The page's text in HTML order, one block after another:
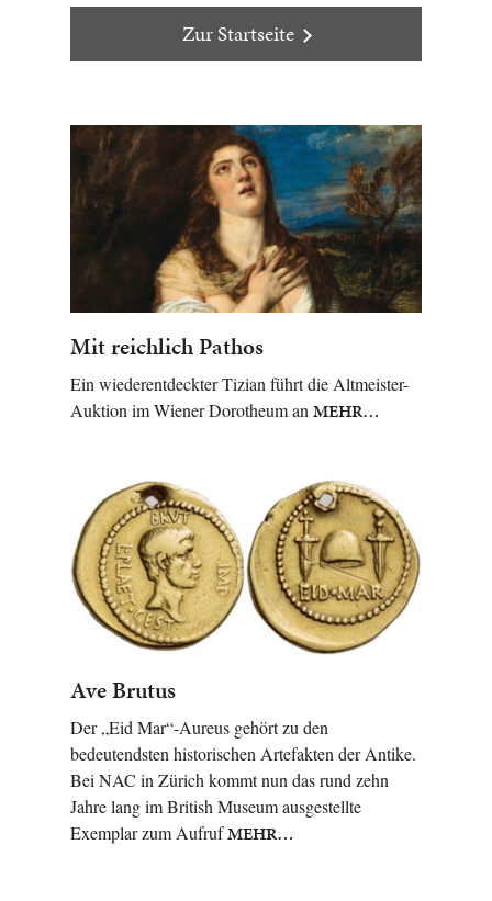
Zur Startseite
Mit reichlich Pathos
Ein wiederentdeckter Tizian führt die Altmeister-
Auktion im Wiener Dorotheum an MEHR…
Ave Brutus
Der „Eid Mar“-Aureus gehört zu den
bedeutendsten historischen Artefakten der Antike.
Bei NAC in Zürich kommt nun das rund zehn
Jahre lang im British Museum ausgestellte
Exemplar zum AufrufMEHR…